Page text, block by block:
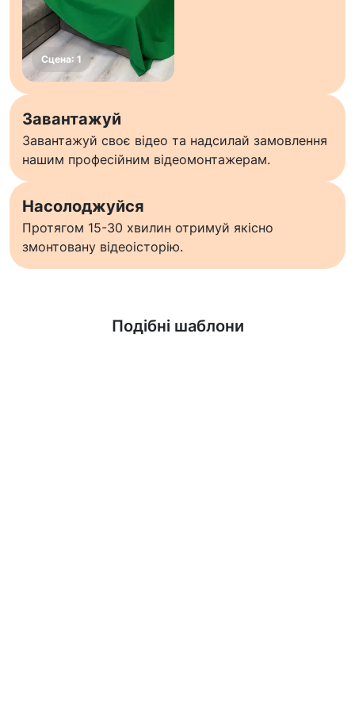
Завантажуй
Завантажуй своє відео та надсилай замовлення
нашим професійним відеомонтажерам.
Насолоджуйся
Протягом 15-30 хвилин отримуй якісно
змонтовану відеоісторію.
Подібні шаблони
Дізнатися більше